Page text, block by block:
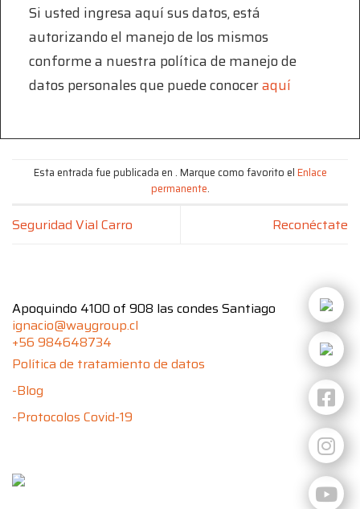
Si usted ingresa aquí sus datos, está
autorizando el manejo de los mismos
conforme a nuestra política de manejo de
datos personales que puede conoceraquí
Esta entrada fue publicada en . Marque como favorito elEnlace
permanente.
Seguridad Vial Carro Reconéctate
Apoquindo 4100 of 908 las condes Santiago
ignacio@waygroup.cl
+56 984648734
Política de tratamiento de datos
-Blog
-Protocolos Covid-19